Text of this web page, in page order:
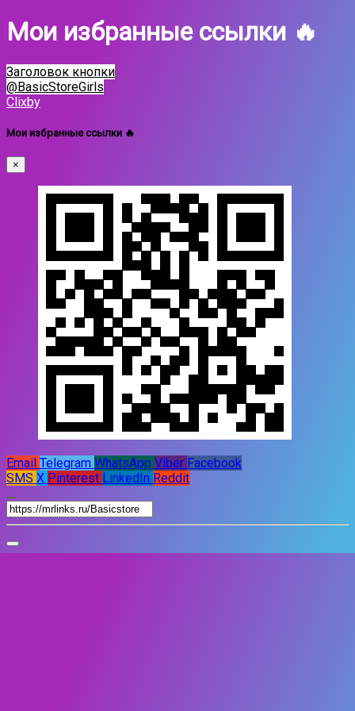
Мои избранные ссылки 🔥
Заголовок кнопки
@BasicStoreGirls
Clixby
Мои избранные ссылки 🔥
×
Email Telegram WhatsApp Viber Facebook
SMS X Pinterest LinkedIn Reddit